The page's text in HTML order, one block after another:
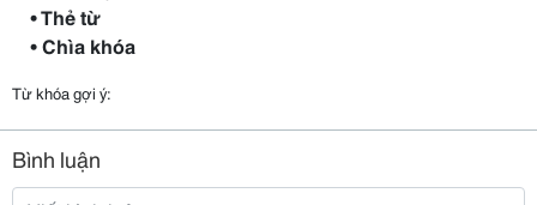
• Thẻ từ
• Chìa khóa
Từ khóa gợi ý:
Bình luận